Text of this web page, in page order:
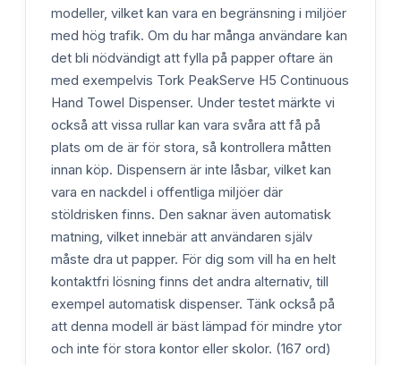
modeller, vilket kan vara en begränsning i miljöer
med hög trafik. Om du har många användare kan
det bli nödvändigt att fylla på papper oftare än
med exempelvis Tork PeakServe H5 Continuous
Hand Towel Dispenser. Under testet märkte vi
också att vissa rullar kan vara svåra att få på
plats om de är för stora, så kontrollera måtten
innan köp. Dispensern är inte låsbar, vilket kan
vara en nackdel i offentliga miljöer där
stöldrisken finns. Den saknar även automatisk
matning, vilket innebär att användaren själv
måste dra ut papper. För dig som vill ha en helt
kontaktfri lösning finns det andra alternativ, till
exempel automatisk dispenser. Tänk också på
att denna modell är bäst lämpad för mindre ytor
och inte för stora kontor eller skolor. (167 ord)